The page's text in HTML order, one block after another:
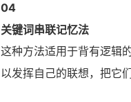
04
关键词串联记忆法
这种方法适用于背有逻辑
以发挥自己的联想，把它